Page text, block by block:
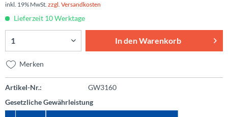
inkl. 19% MwSt. zzgl. Versandkosten
Lieferzeit 10 Werktage
In denWarenkorb
Merken
Artikel-Nr.:
GW3160
Gesetzliche Gewährleistung